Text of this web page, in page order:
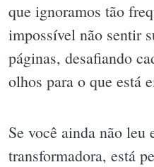
que ignoramos tão
impossível não sentir
páginas, desafiando
olhos para o que está
Se você ainda não leu
transformadora, está